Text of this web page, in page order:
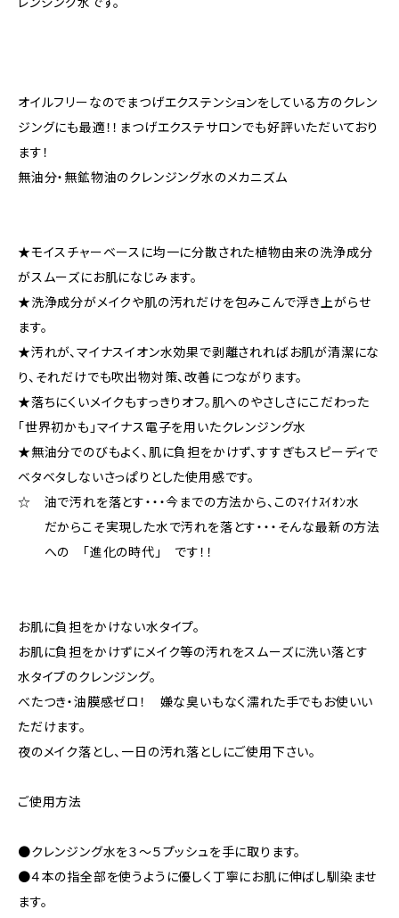
オイルフリーなのでまつげエクステンションをしている方のクレン
ジングにも最適！！まつげエクステサロンでも好評いただいており
ます！
無油分・無鉱物油のクレンジング水のメカニズム
★モイスチャーベースに均一に分散された植物由来の洗浄成分
がスムーズにお肌になじみます。
★洗浄成分がメイクや肌の汚れだけを包みこんで浮き上がらせ
ます。
★汚れが、マイナスイオン水効果で剥離されればお肌が清潔にな
り、それだけでも吹出物対策、改善につながります。
★落ちにくいメイクもすっきりオフ。肌へのやさしさにこだわった
「世界初かも」マイナス電子を用いたクレンジング水
★無油分でのびもよく、肌に負担をかけず、すすぎもスピーディで
ベタベタしないさっぱりとした使用感です。
☆ 油で汚れを落とす・・・今までの方法から、このﾏｲﾅｽｲｵﾝ水
だからこそ実現した水で汚れを落とす・・・そんな最新の方法
への ｢進化の時代」 です！！
お肌に負担をかけない水タイプ。
お肌に負担をかけずにメイク等の汚れをスムーズに洗い落とす
水タイプのクレンジング。
べたつき・油膜感ゼロ！ 嫌な臭いもなく濡れた手でもお使いい
ただけます。
夜のメイク落とし、一日の汚れ落としにご使用下さい。
ご使用方法
●クレンジング水を３～５プッシュを手に取ります。
●４本の指全部を使うように優しく丁寧にお肌に伸ばし馴染ませ
ます。